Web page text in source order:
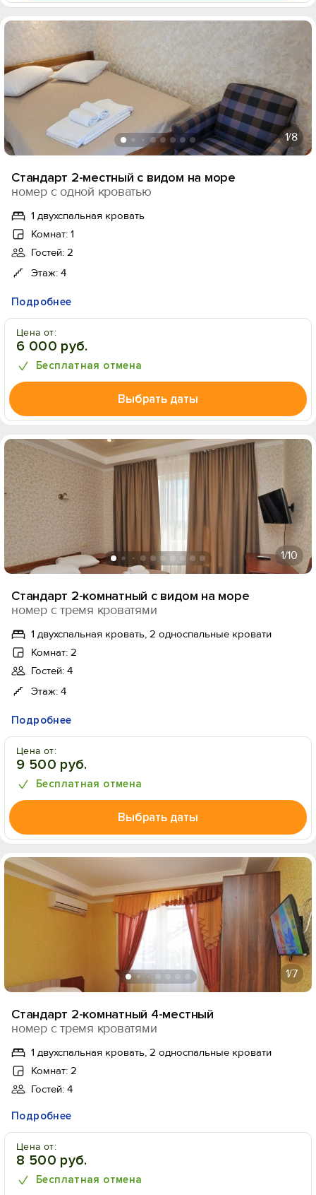
1/8
Стандарт 2-местный с видом на море
номер с одной кроватью
1 двухспальная кровать
Комнат: 1
Гостей: 2
Этаж: 4
Подробнее
Цена от:
6 000 руб.
Бесплатная отмена
Выбрать даты
1/10
Стандарт 2-комнатный с видом на море
номер с тремя кроватями
1 двухспальная кровать, 2 односпальные кровати
Комнат: 2
Гостей: 4
Этаж: 4
Подробнее
Цена от:
9 500 руб.
Бесплатная отмена
Выбрать даты
1/7
Стандарт 2-комнатный 4-местный
номер с тремя кроватями
1 двухспальная кровать, 2 односпальные кровати
Комнат: 2
Гостей: 4
Подробнее
Цена от:
8 500 руб.
Бесплатная отмена